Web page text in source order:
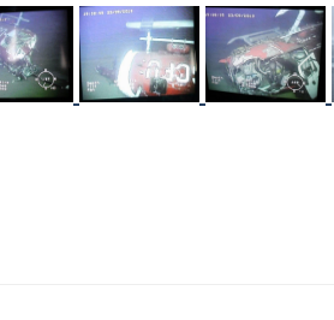
Image Image